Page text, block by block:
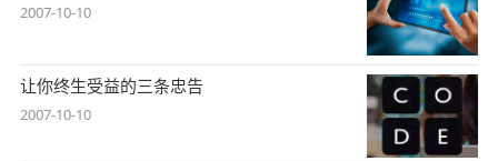
2007-10-10
让你终生受益的三条忠告
2007-10-10